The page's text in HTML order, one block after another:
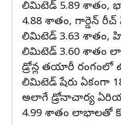
లిమిటెడ్‌ 5.89 శాతం,
4.88 శాతం, గార్డెన్‌
లిమిటెడ్‌ 3.63 శాతం,
లిమిటెడ్‌ 3.60 శాతం
డ్రోన్ల తయారీ రంగంలో
లిమిటెడ్‌ షేరు ఏకంగా
అలాగే డ్రోనాచార్య
4.99 శాతం లాభాలతో